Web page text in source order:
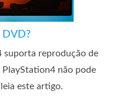
DVD?
suporta reprodução de
PlayStation4 não pode
este artigo.